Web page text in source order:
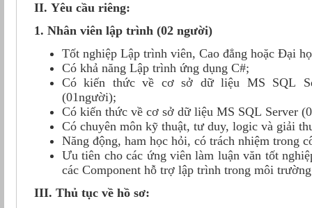
II. Yêu cầu riêng:
1. Nhân viên lập trình (02 người)
Tốt nghiệp Lập trình viên, Cao đẳng hoặc Đại
Có khả năng Lập trình ứng dụng C#;
Có kiến thức về cơ sở dữ liệu MS SQL
(01người);
Có kiến thức về cơ sở dữ liệu MS SQL Server
Có chuyên môn kỹ thuật, tư duy, logic và giải
Năng động, ham học hỏi, có trách nhiệm trong
Ưu tiên cho các ứng viên làm luận văn tốt
các Component hỗ trợ lập trình trong môi
III. Thủ tục về hồ sơ: